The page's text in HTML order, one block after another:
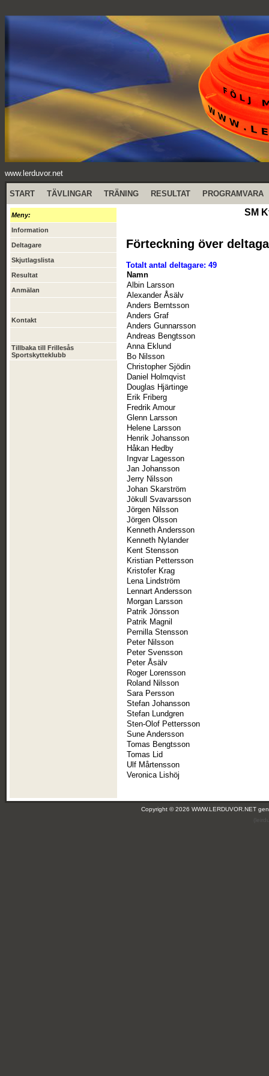
www.lerduvor.net
START TÄVLINGAR TRÄNING RESULTAT PROGRAMVARA
Meny:
Information
Deltagare
Skjutlagslista
Resultat
Anmälan
Kontakt
Tillbaka till Frillesås
Sportskytteklubb
SM
Förteckning över
Totalt antal deltagare: 49
Namn
Albin Larsson
Alexander Åsälv
Anders Berntsson
Anders Graf
Anders Gunnarsson
Andreas Bengtsson
Anna Eklund
Bo Nilsson
Christopher Sjödin
Daniel Holmqvist
Douglas Hjärtinge
Erik Friberg
Fredrik Amour
Glenn Larsson
Helene Larsson
Henrik Johansson
Håkan Hedby
Ingvar Lagesson
Jan Johansson
Jerry Nilsson
Johan Skarström
Jökull Svavarsson
Jörgen Nilsson
Jörgen Olsson
Kenneth Andersson
Kenneth Nylander
Kent Stensson
Kristian Pettersson
Kristofer Krag
Lena Lindström
Lennart Andersson
Morgan Larsson
Patrik Jönsson
Patrik Magnil
Pernilla Stensson
Peter Nilsson
Peter Svensson
Peter Åsälv
Roger Lorensson
Roland Nilsson
Sara Persson
Stefan Johansson
Stefan Lundgren
Sten-Olof Pettersson
Sune Andersson
Tomas Bengtsson
Tomas Lid
Ulf Mårtensson
Veronica Lishöj
Copyright © 2026 WWW.LERDUVOR.NET